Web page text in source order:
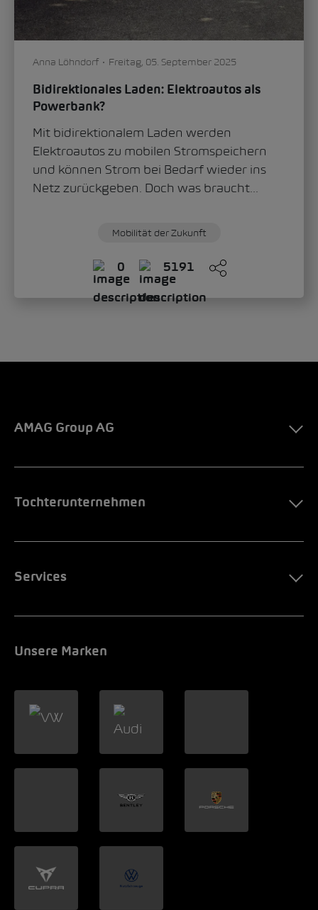
Anna Löhndorf Freitag, 05. September 2025
Bidirektionales Laden: Elektroautos als
Powerbank?
Mit bidirektionalem Laden werden
Elektroautos zu mobilen Stromspeichern
und können Strom bei Bedarf wieder ins
Netz zurückgeben. Doch was braucht...
Mobilität der Zukunft
0 5191
AMAG Group AG
Tochterunternehmen
Services
Unsere Marken